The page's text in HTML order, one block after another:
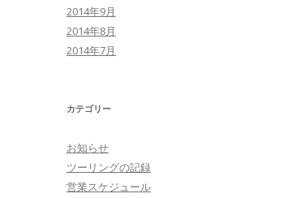
2014年9月
2014年8月
2014年7月
カテゴリー
お知らせ
ツーリングの記録
営業スケジュール